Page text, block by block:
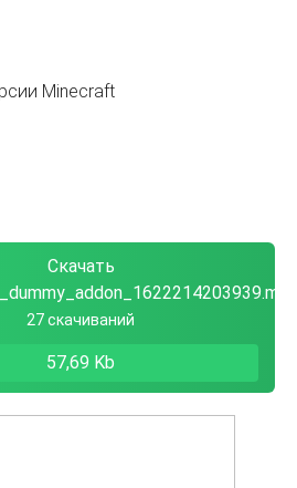
Minecraft
Скачать
27 скачиваний
57,69 Kb